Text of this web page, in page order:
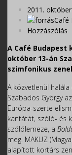
2011.
Café
Hozzászólás
A Café
október 13-án
szimfonikus
A közvetlenül
Szabados György
Európa-szerte
kantátát, szóló- és
szólólemeze, a
meg. MAKUZ
alapított kortárs